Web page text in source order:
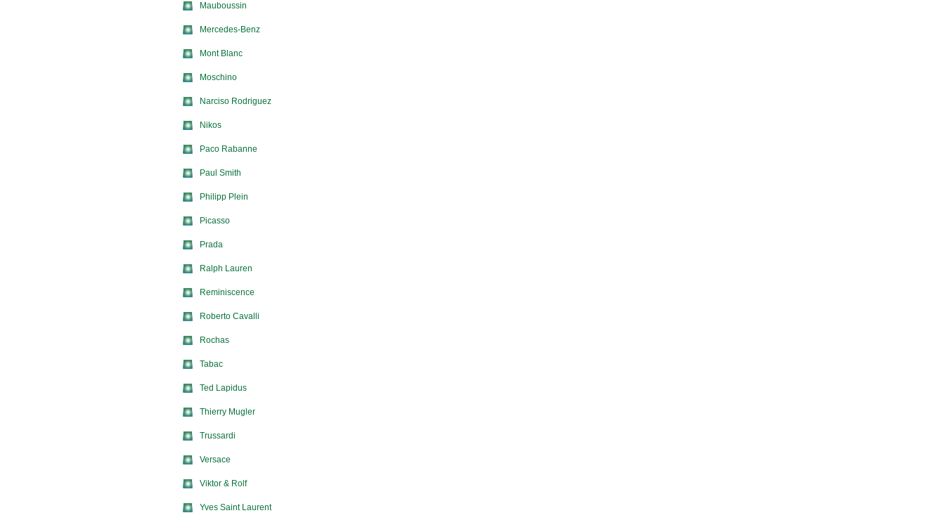
Mauboussin
Mercedes-Benz
Mont Blanc
Moschino
Narciso Rodriguez
Nikos
Paco Rabanne
Paul Smith
Philipp Plein
Picasso
Prada
Ralph Lauren
Reminiscence
Roberto Cavalli
Rochas
Tabac
Ted Lapidus
Thierry Mugler
Trussardi
Versace
Viktor & Rolf
Yves Saint Laurent